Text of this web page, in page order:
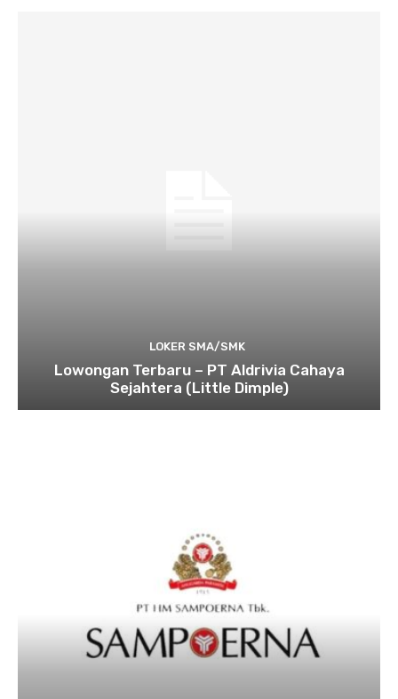
LOKER SMA/SMK
Lowongan Terbaru – PT Aldrivia Cahaya
Sejahtera (Little Dimple)